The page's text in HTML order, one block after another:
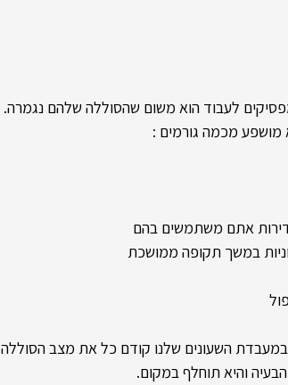
לעבוד הוא משום שהסוללה שלהם נגמרה.
אתם משתמשים בהם
במשך תקופה ממושכת
השעונים שלנו קודם כל את מצב הסוללה
והיא תוחלף במקום.